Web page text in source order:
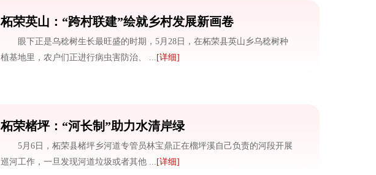
柘荣英山：“跨村联建”绘就乡村发展新画卷
眼下正是乌稔树生长最旺盛的时期，5月28日，在柘荣县英山乡乌稔树种
植基地里，农户们正进行病虫害防治、 ... [详细]
柘荣楮坪：“河长制”助力水清岸绿
5月6日，柘荣县楮坪乡河道专管员林宝鼎正在榴坪溪自己负责的河段开展
巡河工作，一旦发现河道垃圾或者其他 ... [详细]